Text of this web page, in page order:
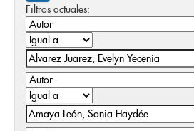
Filtros actuales: